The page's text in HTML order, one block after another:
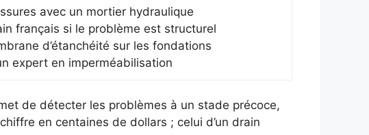
avec un mortier hydraulique
français si le problème est structurel
d’étanchéité sur les fondations
expert en imperméabilisation
de détecter les problèmes à un stade précoce,
en centaines de dollars ; celui d’un drain